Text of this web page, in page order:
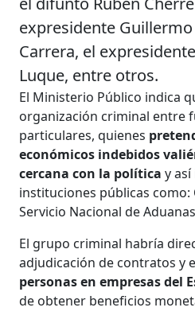
expresidente
Carrera, el
Luque, entre otros.
El Ministerio Público indica
organización criminal entre
particulares, quienes
económicos indebidos
cercana con la políticay
instituciones públicas como:
Servicio Nacional de
El grupo criminal habría
adjudicación de contratos y
personas en empresas del
de obtener beneficios